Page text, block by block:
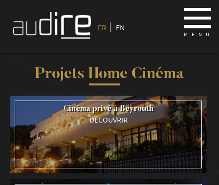
FR EN
Projets Home Cinéma
Cinéma privé à Beyrouth
DÉCOUVRIR